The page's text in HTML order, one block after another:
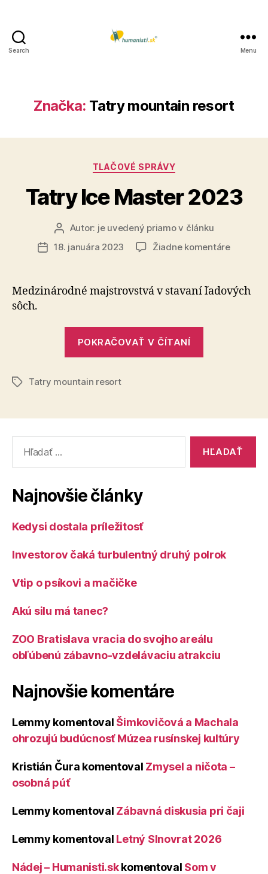
Search Menu
Značka: Tatry mountain resort
Kategórie
TLAČOVÉ SPRÁVY
Tatry Ice Master 2023
Autor
článku
Autor: je uvedený priamo v článku
Dátum
18. januára 2023 Žiadne komentárena
Master
2023
Medzinárodné majstrovstvá v stavaní ľadových
sôch.
POKRAČOVAŤ V ČÍTANÍ
ZnačkyTatry mountain resort
Najnovšie články
Kedysi dostala príležitosť
Investorov čaká turbulentný druhý polrok
Vtip o psíkovi a mačičke
Akú silu má tanec?
ZOO Bratislava vracia do svojho areálu
obľúbenú zábavno-vzdelávaciu atrakciu
Najnovšie komentáre
Lemmy komentoval Šimkovičová a Machala
ohrozujú budúcnosť Múzea rusínskej kultúry
Kristián Čura komentoval Zmysel a ničota –
osobná púť
Lemmy komentoval Zábavná diskusia pri čaji
Lemmy komentoval Letný Slnovrat 2026
Nádej – Humanisti.skkomentoval Som v